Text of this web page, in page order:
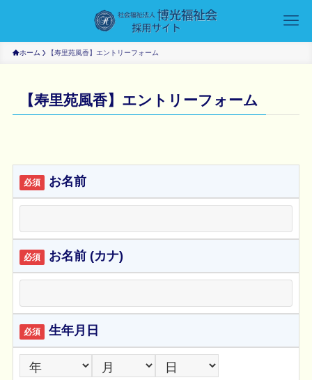
ホーム 【寿里苑風香】エントリーフォーム
【寿里苑風香】エントリーフォーム
必須 お名前
必須 お名前 (カナ)
必須 生年月日